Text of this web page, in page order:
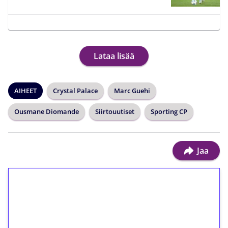
Lataa lisää
AIHEET Crystal Palace Marc Guehi
Ousmane Diomande Siirtouutiset Sporting CP
Jaa